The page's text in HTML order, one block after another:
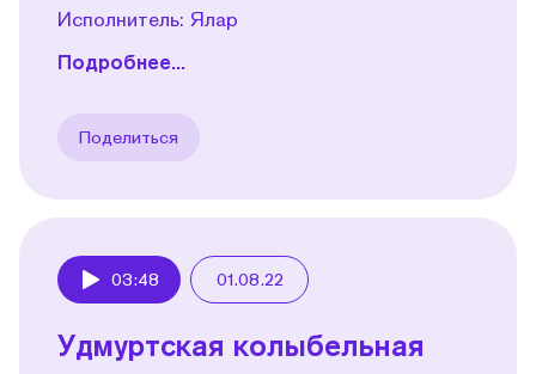
Исполнитель: Ялар
Подробнее...
Поделиться
03:48 01.08.22
Удмуртская колыбельная